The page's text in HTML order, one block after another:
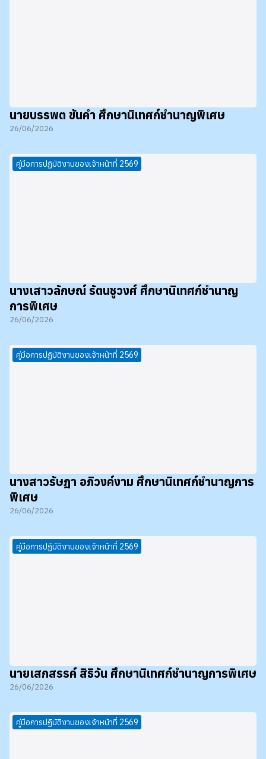
นายบรรพต ขันคำ ศึกษานิเทศก์ชำนาญพิเศษ
26/06/2026
คู่มือการปฏิบัติงานของเจ้าหน้าที่ 2569
นางเสาวลักษณ์ รัตนชูวงศ์ ศึกษานิเทศก์ชำนาญ
การพิเศษ
26/06/2026
คู่มือการปฏิบัติงานของเจ้าหน้าที่ 2569
นางสาวรัษฎา อภิวงค์งาม ศึกษานิเทศก์ชำนาญการ
พิเศษ
26/06/2026
คู่มือการปฏิบัติงานของเจ้าหน้าที่ 2569
นายเสกสรรค์ สิธิวัน ศึกษานิเทศก์ชำนาญการพิเศษ
26/06/2026
คู่มือการปฏิบัติงานของเจ้าหน้าที่ 2569